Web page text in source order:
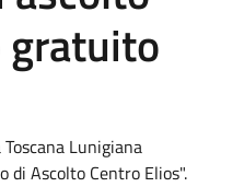
gratuito
Lunigiana
di Ascolto Centro Elios".